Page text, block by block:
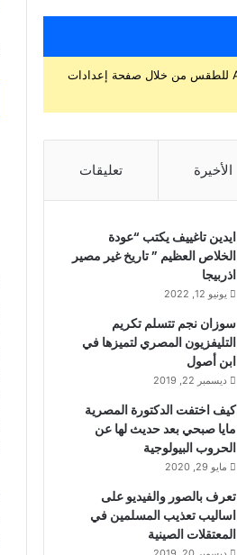
يجب عليك إضافة مفتاح API للطقس من خلال صفحة إعدادات
الأخيرة تعليقات
ايدين تاغييف يكتب “عودة
الخلاص العظيم ” تاريخ غير مصير
اذربيجا
يونيو 12, 2022
سوزان نجم تتسلم تكريم
التليفزيون المصري لتميزها في
ابن أصول
ديسمبر 22, 2019
كيف اختفت الدكتورة المصرية
مايا صبحي بعد حديث لها عن
الحروب البيولوجية
مايو 29, 2020
تعرف بالصور والفيديو على
اساليب تعذيب المسلمين في
المعتقلات الصينية